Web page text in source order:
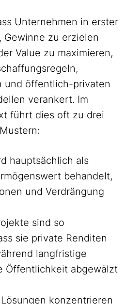
Unternehmen in erster
Gewinne zu erzielen
Value zu maximieren,
und öffentlich-privaten
verankert. Im
führt dies oft zu drei
hauptsächlich als
behandelt,
und Verdrängung
sind so
sie private Renditen
langfristige
Öffentlichkeit abgewälzt
konzentrieren